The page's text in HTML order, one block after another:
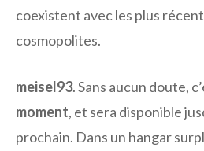
coexistent avec les plus
cosmopolites.
meisel93. Sans aucun doute,
moment, et sera disponible
prochain. Dans un hangar